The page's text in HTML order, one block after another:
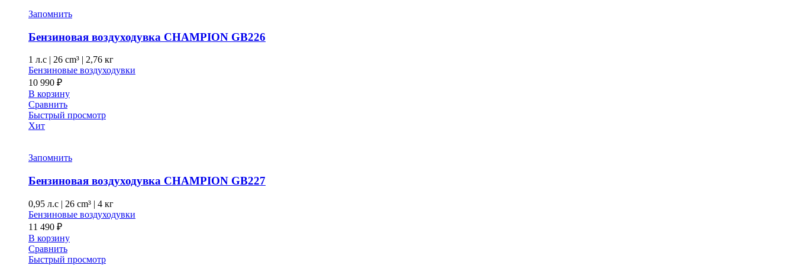
Запомнить
Бензиновая воздуходувка CHAMPION GB226
1 л.с | 26 cm³ | 2,76 кг
Бензиновые воздуходувки
10 990 ₽
В корзину
Сравнить
Быстрый просмотр
Хит
Запомнить
Бензиновая воздуходувка CHAMPION GB227
0,95 л.с | 26 cm³ | 4 кг
Бензиновые воздуходувки
11 490 ₽
В корзину
Сравнить
Быстрый просмотр